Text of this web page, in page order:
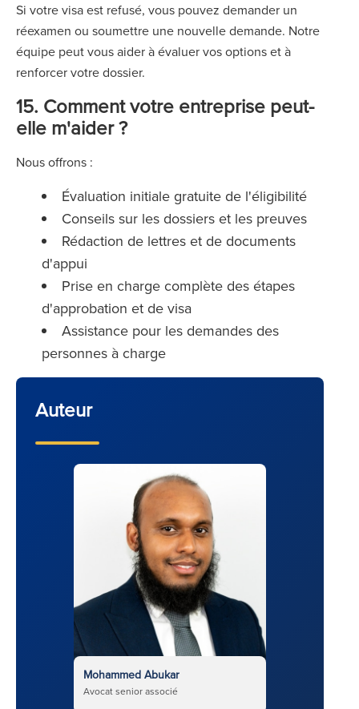
Si votre visa est refusé, vous pouvez demander un
réexamen ou soumettre une nouvelle demande. Notre
équipe peut vous aider à évaluer vos options et à
renforcer votre dossier.
15. Comment votre entreprise peut-
elle m'aider ?
Nous offrons :
Évaluation initiale gratuite de l'éligibilité
Conseils sur les dossiers et les preuves
Rédaction de lettres et de documents
d'appui
Prise en charge complète des étapes
d'approbation et de visa
Assistance pour les demandes des
personnes à charge
Auteur
Mohammed Abukar
Avocat senior associé